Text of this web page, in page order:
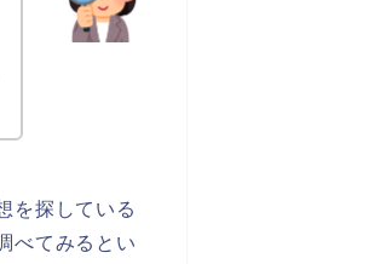
を探している
べてみるとい